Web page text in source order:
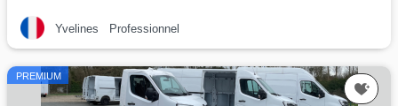
Yvelines Professionnel
PREMIUM